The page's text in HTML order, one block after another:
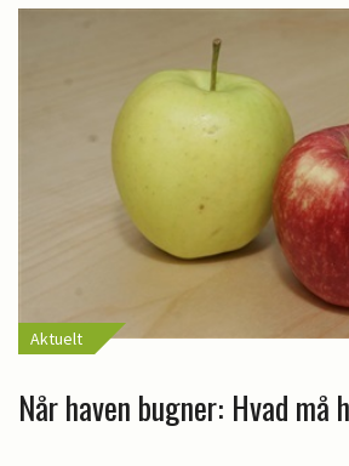
Aktuelt
Når haven bugner: Hvad må